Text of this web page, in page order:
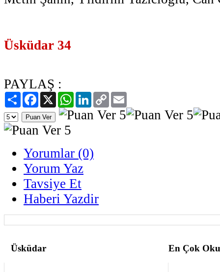
Üsküdar 34
PAYLAŞ :
PaylaşFacebook
X WhatsAppLinkedIn
Copy
Link
Yorumlar (0)
Yorum Yaz
Tavsiye Et
Haberi Yazdir
Üsküdar En Çok